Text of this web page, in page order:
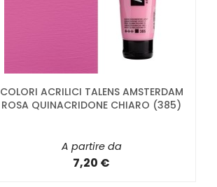
COLORI ACRILICI TALENS AMSTERDAM
ROSA QUINACRIDONE CHIARO (385)
A partire da
7,20 €